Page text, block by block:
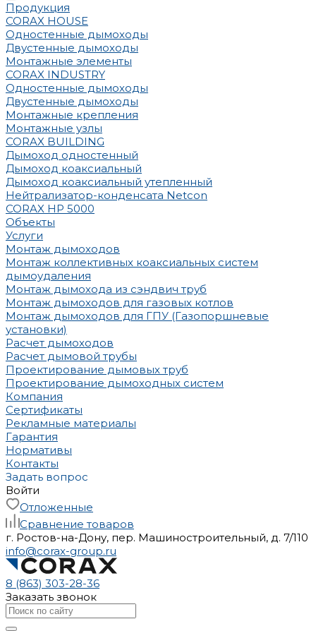
Продукция
CORAX HOUSE
Одностенные дымоходы
Двустенные дымоходы
Монтажные элементы
CORAX INDUSTRY
Одностенные дымоходы
Двустенные дымоходы
Монтажные крепления
Монтажные узлы
CORAX BUILDING
Дымоход одностенный
Дымоход коаксиальный
Дымоход коаксиальный утепленный
Нейтрализатор-конденсата Netcon
CORAX HP 5000
Объекты
Услуги
Монтаж дымоходов
Монтаж коллективных коаксиальных систем
дымоудаления
Монтаж дымохода из сэндвич труб
Монтаж дымоходов для газовых котлов
Монтаж дымоходов для ГПУ (Газопоршневые
установки)
Расчет дымоходов
Расчет дымовой трубы
Проектирование дымовых труб
Проектирование дымоходных систем
Компания
Сертификаты
Рекламные материалы
Гарантия
Нормативы
Контакты
Задать вопрос
Войти
Отложенные
Сравнение товаров
г. Ростов-на-Дону, пер. Машиностроительный, д. 7/110
info@corax-group.ru
8 (863) 303-28-36
Заказать звонок